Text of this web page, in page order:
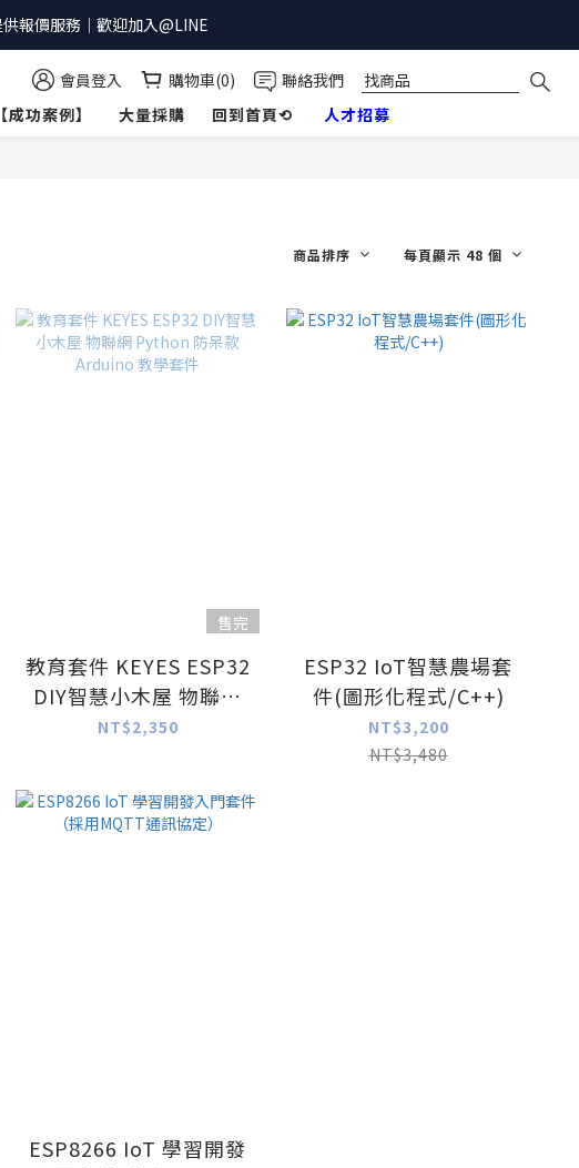
報價服務｜歡迎加入@LINE
會員登入 購物車(0)
聯絡我們
【成功案例】 大量採購 回到首頁⟲ 人才招募
商品排序 每頁顯示 48 個
售完
教育套件 KEYES ESP32
DIY智慧小木屋 物聯網
Python 防呆款
NT$2,350
ESP32 IoT智慧農場套
件(圖形化程式/C++)
NT$3,200
NT$3,480
ESP8266 IoT 學習開發